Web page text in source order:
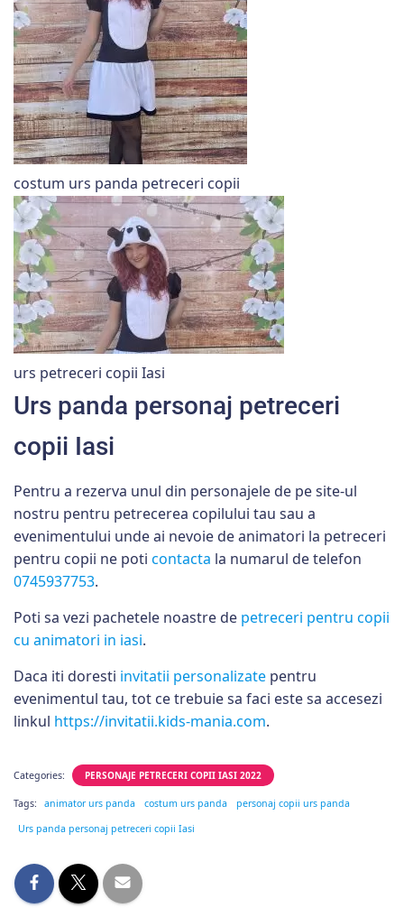
costum urs panda petreceri copii
urs petreceri copii Iasi
Urs panda personaj petreceri
copii Iasi
Pentru a rezerva unul din personajele de pe site-ul
nostru pentru petrecerea copilului tau sau a
evenimentului unde ai nevoie de animatori la petreceri
pentru copii ne poti contacta la numarul de telefon
0745937753.
Poti sa vezi pachetele noastre de petreceri pentru copii
cu animatori in iasi.
Daca iti doresti invitatii personalizate pentru
evenimentul tau, tot ce trebuie sa faci este sa accesezi
linkul https://invitatii.kids-mania.com.
Categories: PERSONAJE PETRECERI COPII IASI 2022
Tags: animator urs panda costum urs panda
personaj copii urs panda
Urs panda personaj petreceri copii Iasi